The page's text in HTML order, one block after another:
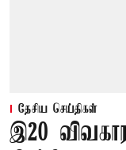
தேசிய செய்திகள்
இ20